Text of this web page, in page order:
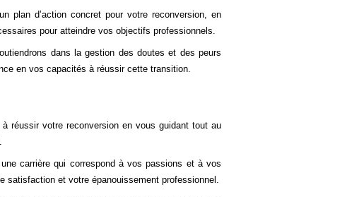
plan d’action concret pour votre reconversion, en
pour atteindre vos objectifs professionnels.
dans la gestion des doutes et des peurs
en vos capacités à réussir cette transition.
réussir votre reconversion en vous guidant tout au
carrière qui correspond à vos passions et à vos
satisfaction et votre épanouissement professionnel.